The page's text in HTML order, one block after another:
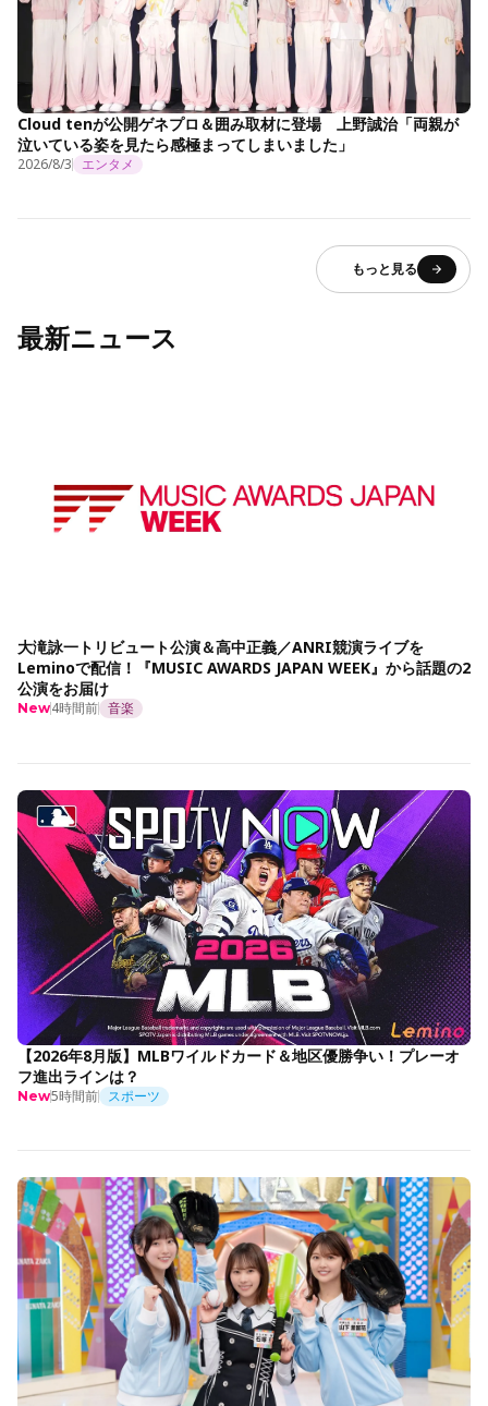
Cloud tenが公開ゲネプロ＆囲み取材に登場 上野誠治「両親が
泣いている姿を見たら感極まってしまいました」
2026/8/3 エンタメ
もっと見る
最新ニュース
大滝詠一トリビュート公演＆高中正義／ANRI競演ライブを
Leminoで配信！『MUSIC AWARDS JAPAN WEEK』から話題の2
公演をお届け
New4時間前 音楽
【2026年8月版】MLBワイルドカード＆地区優勝争い！プレーオ
フ進出ラインは？
New5時間前 スポーツ